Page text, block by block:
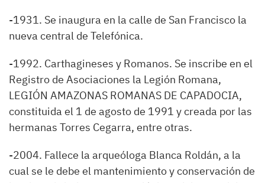
-1931. Se inaugura en la calle de San Francisco la
nueva central de Telefónica.
-1992. Carthagineses y Romanos. Se inscribe en el
Registro de Asociaciones la Legión Romana,
LEGIÓN AMAZONAS ROMANAS DE CAPADOCIA,
constituida el 1 de agosto de 1991 y creada por las
hermanas Torres Cegarra, entre otras.
-2004. Fallece la arqueóloga Blanca Roldán, a la
cual se le debe el mantenimiento y conservación de